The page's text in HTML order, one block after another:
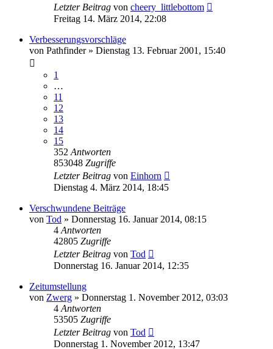
Letzter Beitrag von cheery_littlebottom
Freitag 14. März 2014, 22:08
Verbesserungsvorschläge
von Pathfinder» Dienstag 13. Februar 2001, 15:40
1
…
11
12
13
14
15
352 Antworten
853048 Zugriffe
Letzter Beitrag von Einhorn
Dienstag 4. März 2014, 18:45
Verschwundene Beiträge
von Tod » Donnerstag 16. Januar 2014, 08:15
4 Antworten
42805 Zugriffe
Letzter Beitrag von Tod
Donnerstag 16. Januar 2014, 12:35
Zeitumstellung
von Zwerg » Donnerstag 1. November 2012, 03:03
4 Antworten
53505 Zugriffe
Letzter Beitrag von Tod
Donnerstag 1. November 2012, 13:47